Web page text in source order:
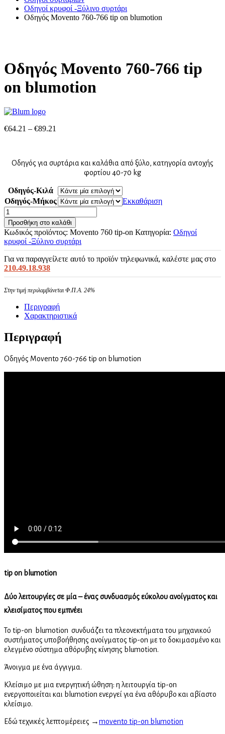
Οδηγοί κρυφοί -Ξύλινο συρτάρι
Οδηγός Movento 760-766 tip on blumotion
Οδηγός Movento 760-766 tip
on blumotion
€64.21 – €89.21
Οδηγός για συρτάρια και καλάθια από ξύλο, κατηγορία αντοχής
φορτίου 40-70 kg
Οδηγός-Κιλά
Οδηγός-Μήκος
Εκκαθάριση
Οδηγός
Movento
760-
766
tip
on
blumotion
ποσότητα
Προσθήκη στο καλάθι
Κωδικός προϊόντος: Movento 760 tip-on Κατηγορία: Οδηγοί
κρυφοί -Ξύλινο συρτάρι
Για να παραγγείλετε αυτό το προϊόν τηλεφωνικά, καλέστε μας στο
210.49.18.938
Στην τιμή περιλαμβάνεται Φ.Π.Α. 24%
Περιγραφή
Χαρακτηριστικά
Περιγραφή
Οδηγός Movento 760-766 tip on blumotion
tip on blumotion
Δύο λειτουργίες σε μία – ένας συνδυασμός εύκολου ανοίγματος και
κλεισίματος που εμπνέει
Το tip-on blumotion συνδυάζει τα πλεονεκτήματα του μηχανικού
συστήματος υποβοήθησης ανοίγματος tip-on με το δοκιμασμένο και
ελεγμένο σύστημα αθόρυβης κίνησης blumotion.
Άνοιγμα με ένα άγγιγμα.
Κλείσιμο με μια ενεργητική ώθηση: η λειτουργία tip-on
ενεργοποιείται και blumotion ενεργεί για ένα αθόρυβο και αβίαστο
κλείσιμο.
Εδώ τεχνικές λεπτομέρειες →movento tip-on blumotion